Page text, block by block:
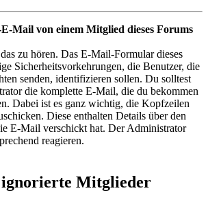
Mail von einem Mitglied dieses Forums
zu hören. Das E-Mail-Formular dieses
Sicherheitsvorkehrungen, die Benutzer, die
senden, identifizieren sollen. Du solltest
die komplette E-Mail, die du bekommen
Dabei ist es ganz wichtig, die Kopfzeilen
Diese enthalten Details über den
E-Mail verschickt hat. Der Administrator
reagieren.
ignorierte Mitglieder